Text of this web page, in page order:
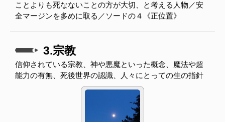
ことよりも死なないことの方が大切、と考える人物／安
全マージンを多めに取る／ソードの４《正位置》
3.宗教
信仰されている宗教、神や悪魔といった概念、魔法や超
能力の有無、死後世界の認識、人々にとっての生の指針